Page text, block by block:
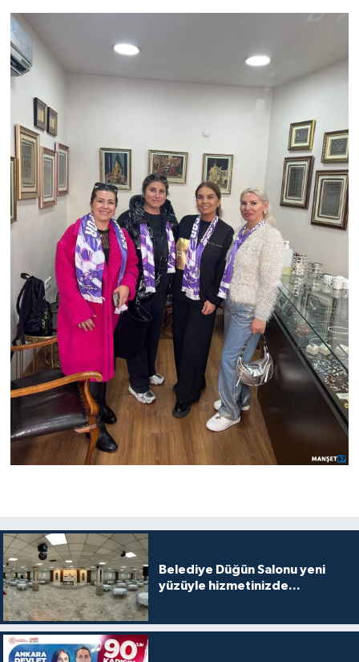
Belediye Düğün Salonu yeni
yüzüyle hizmetinizde...